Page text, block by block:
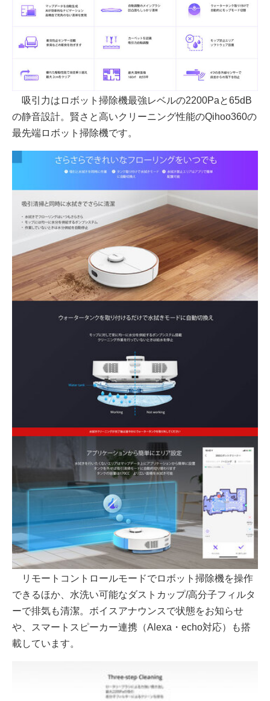
吸引力はロボット掃除機最強レベルの2200Paと65dB
の静音設計。賢さと高いクリーニング性能のQihoo360の
最先端ロボット掃除機です。
リモートコントロールモードでロボット掃除機を操作
できるほか、水洗い可能なダストカップ/高分子フィルタ
ーで排気も清潔。ボイスアナウンスで状態をお知らせ
や、スマートスピーカー連携（Alexa・echo対応）も搭
載しています。